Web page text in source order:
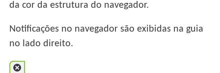
da cor da estrutura do navegador.
Notificações no navegador são exibidas na guia
no lado direito.